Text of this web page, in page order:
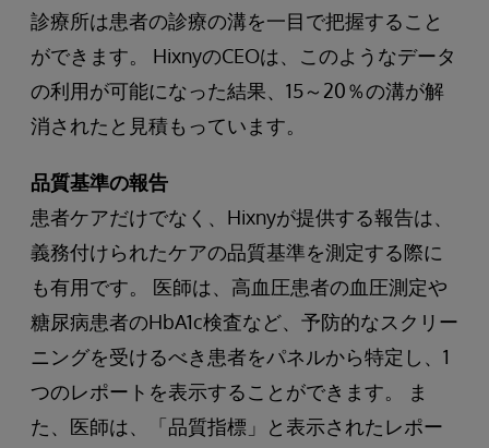
診療所は患者の診療の溝を一目で把握すること
ができます。 HixnyのCEOは、このようなデータ
の利用が可能になった結果、15～20％の溝が解
消されたと見積もっています。
品質基準の報告
患者ケアだけでなく、Hixnyが提供する報告は、
義務付けられたケアの品質基準を測定する際に
も有用です。 医師は、高血圧患者の血圧測定や
糖尿病患者のHbA1c検査など、予防的なスクリー
ニングを受けるべき患者をパネルから特定し、1
つのレポートを表示することができます。 ま
た、医師は、「品質指標」と表示されたレポー